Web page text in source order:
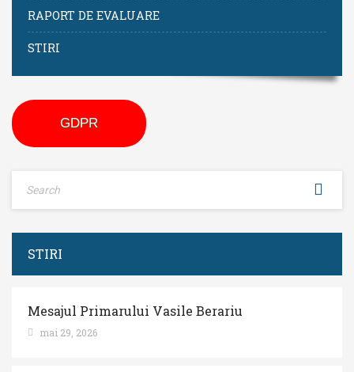
RAPORT DE EVALUARE
STIRI
GDPR
STIRI
Mesajul Primarului Vasile Berariu
mai 29, 2026